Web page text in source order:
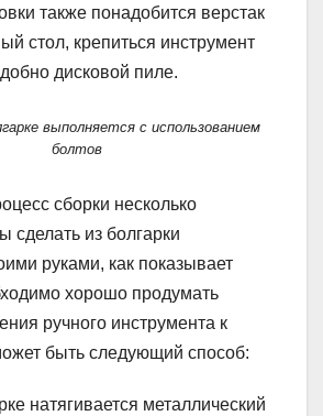
также понадобится верстак
стол, крепиться инструмент
дисковой пиле.
выполняется с использованием
болтов
сборки несколько
сделать из болгарки
руками, как показывает
хорошо продумать
ручного инструмента к
быть следующий способ:
натягивается металлический